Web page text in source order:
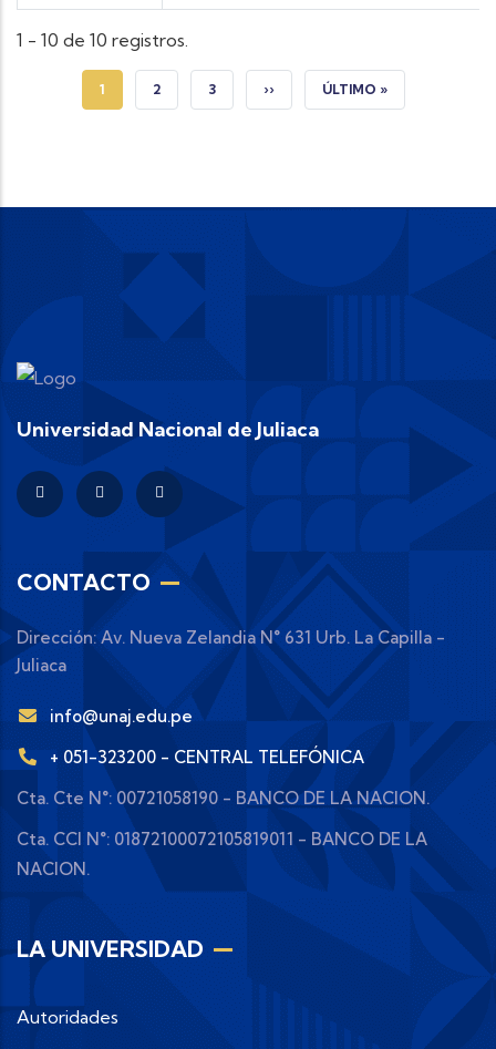
1 - 10 de 10 registros.
PÁGINA ACTUAL
1 PÁGINA
2 PÁGINA
3 SIGUIENTE PÁGINA
›› ÚLTIMA PÁGINA
ÚLTIMO »
Universidad Nacional de Juliaca
CONTACTO
Dirección: Av. Nueva Zelandia N° 631 Urb. La Capilla -
Juliaca
info@unaj.edu.pe
+ 051-323200 - CENTRAL TELEFÓNICA
Cta. Cte N°: 00721058190 - BANCO DE LA NACION.
Cta. CCI N°: 01872100072105819011 - BANCO DE LA
NACION.
LA UNIVERSIDAD
Autoridades